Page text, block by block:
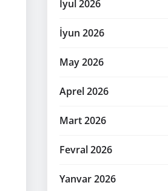
İyul 2026
İyun 2026
May 2026
Aprel 2026
Mart 2026
Fevral 2026
Yanvar 2026